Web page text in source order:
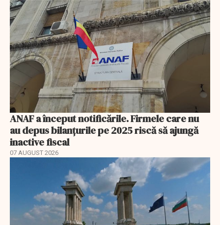
ANAF a început notificările. Firmele care nu
au depus bilanțurile pe 2025 riscă să ajungă
inactive fiscal
07 AUGUST 2026